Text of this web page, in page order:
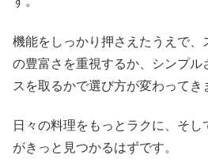
機能をしっかり押さえたうえで、
の豊富さを重視するか、シンプル
スを取るかで選び方が変わってき
日々の料理をもっとラクに、そし
がきっと見つかるはずです。